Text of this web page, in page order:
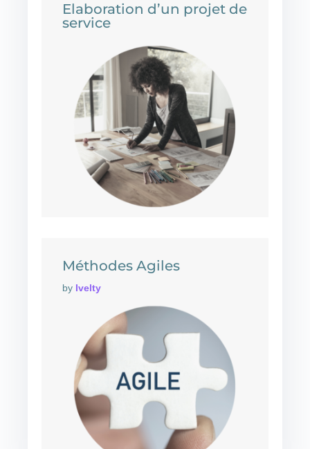
Elaboration d’un projet de
service
Méthodes Agiles
by Ivelty